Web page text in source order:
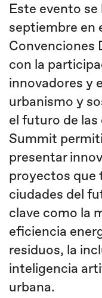
Este evento se
septiembre en
Convenciones
con la
innovadores y
urbanismo y
el futuro de
Summit
presentar
proyectos que
ciudades del
clave como la
eficiencia
residuos, la
inteligencia
urbana.